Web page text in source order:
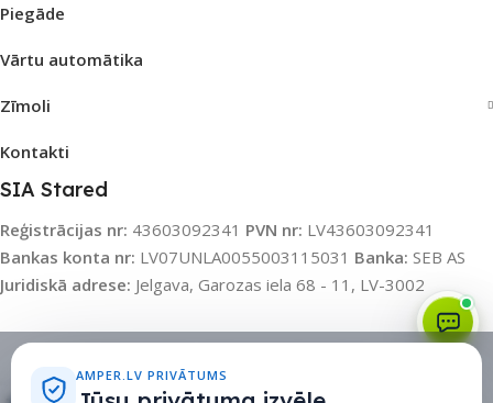
Piegāde
Vārtu automātika
Zīmoli
Kontakti
SIA Stared
Reģistrācijas nr: 43603092341 PVN nr: LV43603092341
Bankas konta nr: LV07UNLA0055003115031 Banka: SEB AS
Juridiskā adrese: Jelgava, Garozas iela 68 - 11, LV-3002
AMPER.LV PRIVĀTUMS